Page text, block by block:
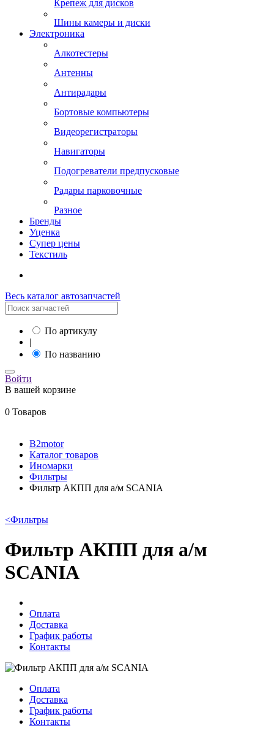
Крепеж для дисков
Шины камеры и диски
Электроника
Алкотестеры
Антенны
Антирадары
Бортовые компьютеры
Видеорегистраторы
Навигаторы
Подогреватели предпусковые
Радары парковочные
Разное
Бренды
Уценка
Супер цены
Текстиль
Весь каталог автозапчастей
По артикулу
|
По названию
Войти
В вашей корзине
0 Товаров
B2motor
Каталог товаров
Иномарки
Фильтры
Фильтр АКПП для а/м SCANIA
<Фильтры
Фильтр АКПП для а/м
SCANIA
Оплата
Доставка
График работы
Контакты
Оплата
Доставка
График работы
Контакты